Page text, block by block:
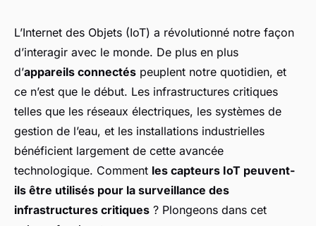
Comment les capteurs IoT
peuvent-ils être utilisés pour
la surveillance des
infrastructures critiques?
Logan•17 septembre 2024•6 min de lecture
L’Internet des Objets (IoT) a révolutionné notre façon
d’interagir avec le monde. De plus en plus
d’appareils connectés peuplent notre quotidien, et
ce n’est que le début. Les infrastructures critiques
telles que les réseaux électriques, les systèmes de
gestion de l’eau, et les installations industrielles
bénéficient largement de cette avancée
technologique. Comment les capteurs IoT peuvent-
ils être utilisés pour la surveillance des
infrastructures critiques ? Plongeons dans cet